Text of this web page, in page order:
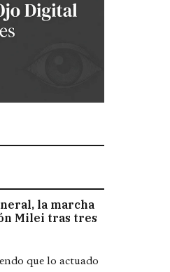
la marcha
Milei tras tres
que lo actuado